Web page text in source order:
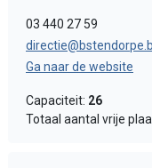
03 440 27 59
Ga naar de website
Capaciteit: 26
Totaal aantal vrije